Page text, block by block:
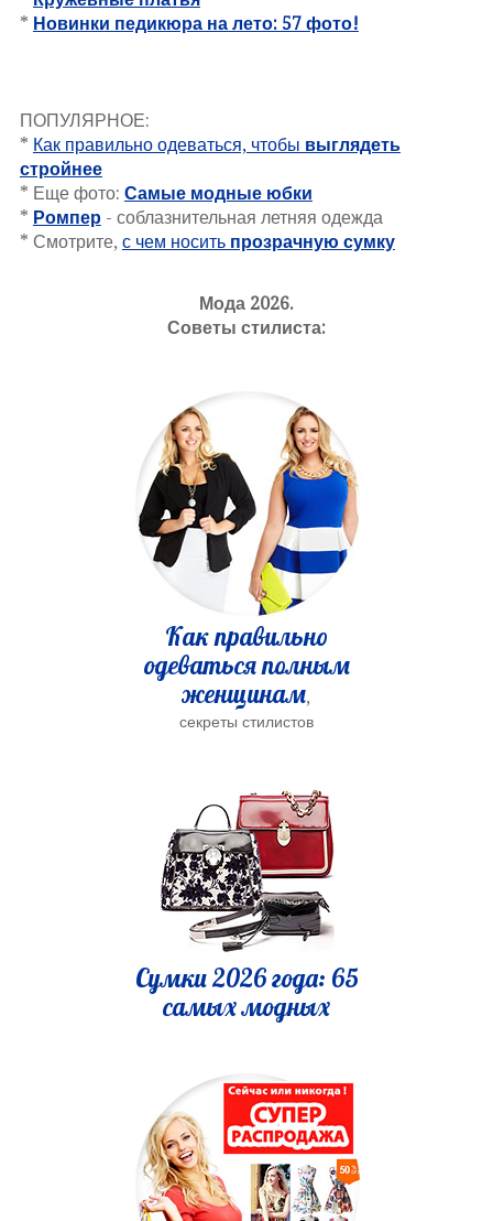
* Новинки педикюра на лето: 57 фото!
ПОПУЛЯРНОЕ:
* Как правильно одеваться, чтобы выглядеть
стройнее
* Еще фото: Самые модные юбки
* Ромпер- соблазнительная летняя одежда
* Смотрите, с чем носить прозрачную сумку
Мода 2026.
Советы стилиста:
Как правильно
одеваться полным
женщинам,
секреты стилистов
Сумки 2026 года: 65
самых модных